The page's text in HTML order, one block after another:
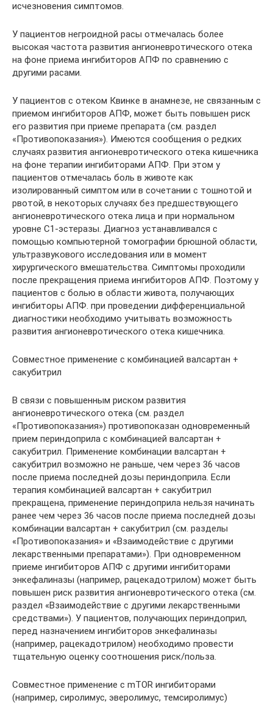
исчезновения симптомов.
У пациентов негроидной расы отмечалась более
высокая частота развития ангионевротического отека
на фоне приема ингибиторов АПФ по сравнению с
другими расами.
У пациентов с отеком Квинке в анамнезе, не связанным с
приемом ингибиторов АПФ, может быть повышен риск
его развития при приеме препарата (см. раздел
«Противопоказания»). Имеются сообщения о редких
случаях развития ангионевротического отека кишечника
на фоне терапии ингибиторами АПФ. При этом у
пациентов отмечалась боль в животе как
изолированный симптом или в сочетании с тошнотой и
рвотой, в некоторых случаях без предшествующего
ангионевротического отека лица и при нормальном
уровне С1-эстеразы. Диагноз устанавливался с
помощью компьютерной томографии брюшной области,
ультразвукового исследования или в момент
хирургического вмешательства. Симптомы проходили
после прекращения приема ингибиторов АПФ. Поэтому у
пациентов с болью в области живота, получающих
ингибиторы АПФ. при проведении дифференциальной
диагностики необходимо учитывать возможность
развития ангионевротического отека кишечника.
Совместное применение с комбинацией валсартан +
сакубитрил
В связи с повышенным риском развития
ангионевротического отека (см. раздел
«Противопоказания») противопоказан одновременный
прием периндоприла с комбинацией валсартан +
сакубитрил. Применение комбинации валсартан +
сакубитрил возможно не раньше, чем через 36 часов
после приема последней дозы периндоприла. Если
терапия комбинацией валсартан + сакубитрил
прекращена, применение периндоприла нельзя начинать
ранее чем через 36 часов после приема последней дозы
комбинации валсартан + сакубитрил (см. разделы
«Противопоказания» и «Взаимодействие с другими
лекарственными препаратами»). При одновременном
приеме ингибиторов АПФ с другими ингибиторами
энкефалиназы (например, рацекадотрилом) может быть
повышен риск развития ангионевротического отека (см.
раздел «Взаимодействие с другими лекарственными
средствами»). У пациентов, получающих периндоприл,
перед назначением ингибиторов энкефалиназы
(например, рацекадотрилом) необходимо провести
тщательную оценку соотношения риск/польза.
Совместное применение с mTOR ингибиторами
(например, сиролимус, эверолимус, темсиролимус)